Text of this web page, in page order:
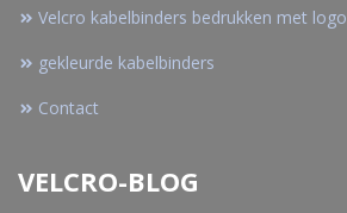
Velcro kabelbinders bedrukken met logo
gekleurde kabelbinders
Contact
VELCRO-BLOG